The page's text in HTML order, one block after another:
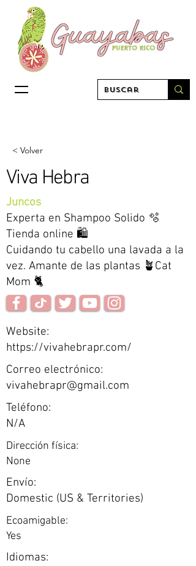
< Volver
Viva Hebra
Juncos
Experta en Shampoo Solido 🫧
Tienda online 🛍️
Cuidando tu cabello una lavada a la
vez. Amante de las plantas 🪴Cat
Mom 🐈
Website:
https://vivahebrapr.com/
Correo electrónico:
vivahebrapr@gmail.com
Teléfono:
N/A
Dirección física:
None
Envío:
Domestic (US & Territories)
Ecoamigable:
Yes
Idiomas: